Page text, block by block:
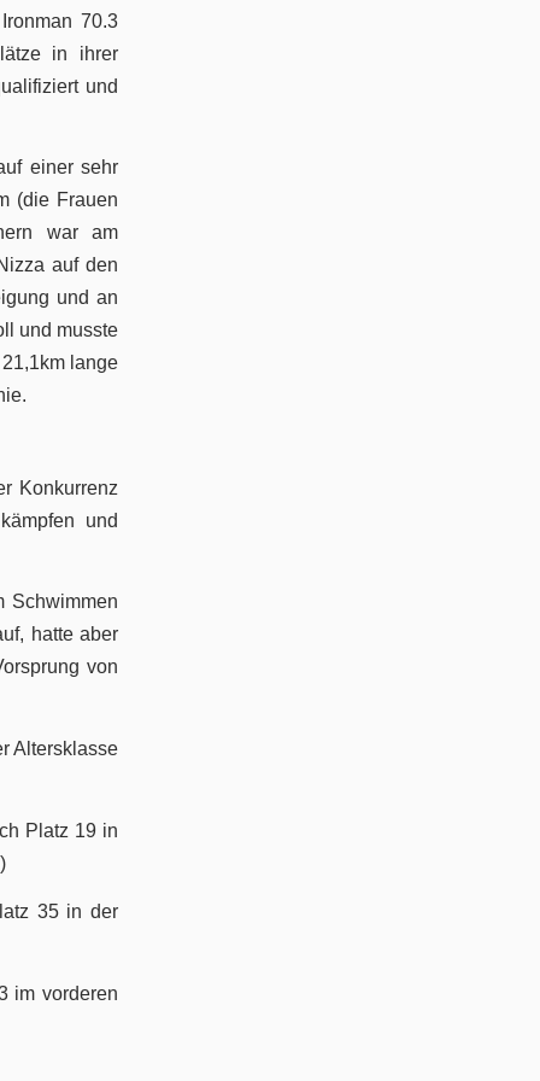
70.3
in ihrer
und
einer sehr
(die Frauen
war am
auf den
und an
und musste
lange
Konkurrenz
und
Schwimmen
hatte aber
von
Altersklasse
Platz 19 in
35 in der
im vorderen